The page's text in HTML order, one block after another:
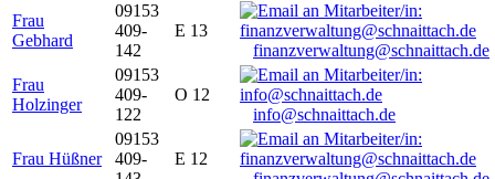
Frau
Gebhard
09153
409-
142
E 13
finanzverwaltung@schnaittach.de
Frau
Holzinger
09153
409-
122
O 12
info@schnaittach.de
Frau Hüßner
09153
409-
E 12